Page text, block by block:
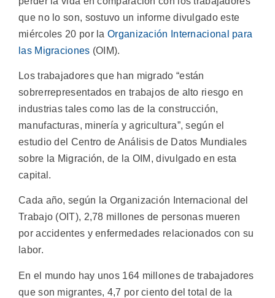
que no lo son, sostuvo un informe divulgado este
miércoles 20 por laOrganización Internacional para
las Migraciones (OIM).
Los trabajadores que han migrado “están
sobrerrepresentados en trabajos de alto riesgo en
industrias tales como las de la construcción,
manufacturas, minería y agricultura”, según el
estudio del Centro de Análisis de Datos Mundiales
sobre la Migración, de la OIM, divulgado en esta
capital.
Cada año, según la Organización Internacional del
Trabajo (OIT), 2,78 millones de personas mueren
por accidentes y enfermedades relacionados con su
labor.
En el mundo hay unos 164 millones de trabajadores
que son migrantes, 4,7 por ciento del total de la